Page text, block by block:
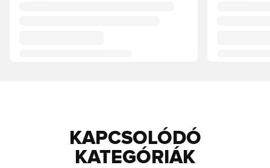
KAPCSOLÓDÓ
KATEGÓRIÁK